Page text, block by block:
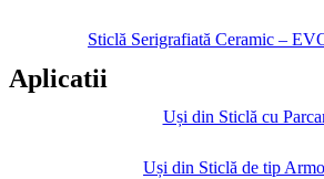
Sticlă Serigrafiată Ceramic –
Aplicatii
Uși din Sticlă cu
Uși din Sticlă de tip